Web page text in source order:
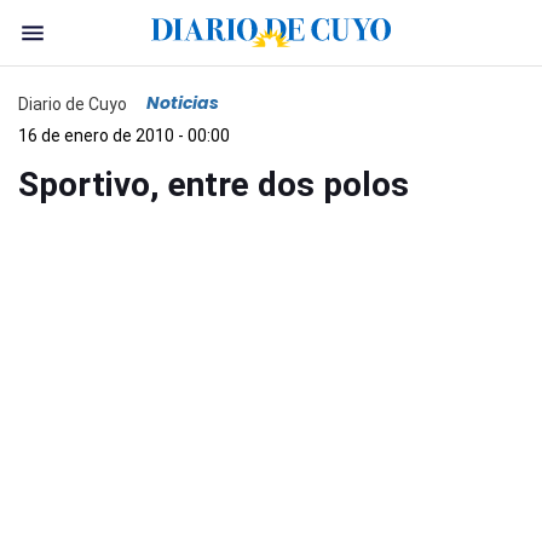
Diario de Cuyo Noticias
16 de enero de 2010 - 00:00
Sportivo, entre dos polos